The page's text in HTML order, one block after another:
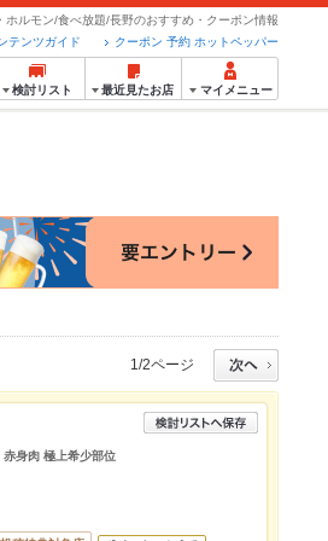
ホルモン/食べ放題/長野のおすすめ・クーポン情報
クーポン 予約 ホットペッパー
テンツガイド
検討リスト 最近見たお店 マイメニュー
1/2ページ
身肉 極上希少部位